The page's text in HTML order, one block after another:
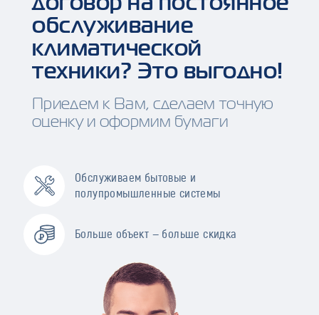
обслуживание
климатической
техники? Это выгодно!
Приедем к Вам, сделаем точную
оценку и оформим бумаги
Обслуживаем бытовые и
полупромышленные системы
Больше объект — больше скидка